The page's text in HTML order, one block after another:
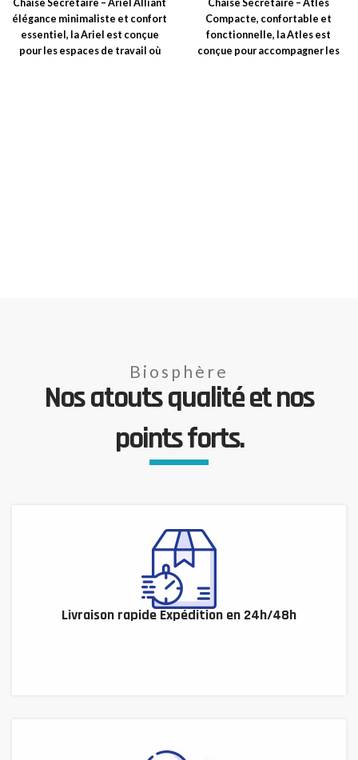
Chaise Secrétaire – Ariel Alliant
élégance minimaliste et confort
essentiel, la Ariel est conçue
pour les espaces de travail où
Chaise Secrétaire – Atles
Compacte, confortable et
fonctionnelle, la Atles est
conçue pour accompagner les
Biosphère
Nos atouts qualité et nos
points forts.
Livraison rapide Expédition en 24h/48h